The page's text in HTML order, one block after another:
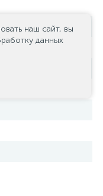
наш сайт, вы
данных